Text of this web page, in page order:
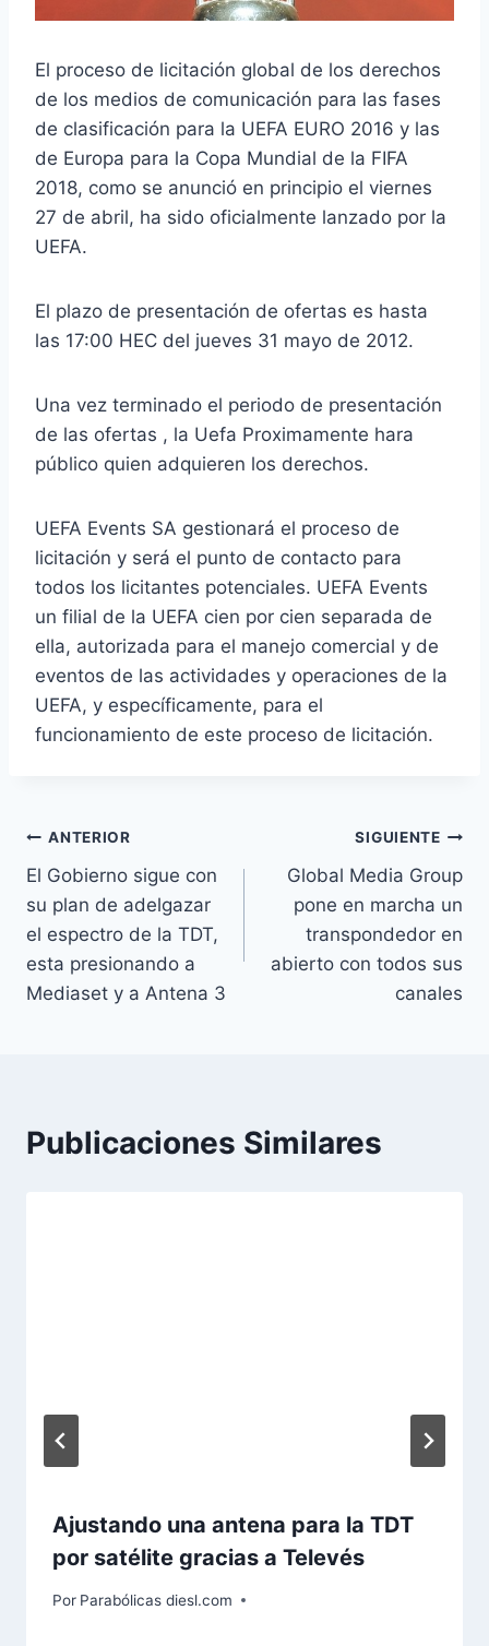
El proceso de licitación global de los derechos
de los medios de comunicación para las fases
de clasificación para la UEFA EURO 2016 y las
de Europa para la Copa Mundial de la FIFA
2018, como se anunció en principio el viernes
27 de abril, ha sido oficialmente lanzado por la
UEFA.
El plazo de presentación de ofertas es hasta
las 17:00 HEC del jueves 31 mayo de 2012.
Una vez terminado el periodo de presentación
de las ofertas , la Uefa Proximamente hara
público quien adquieren los derechos.
UEFA Events SA gestionará el proceso de
licitación y será el punto de contacto para
todos los licitantes potenciales. UEFA Events
un filial de la UEFA cien por cien separada de
ella, autorizada para el manejo comercial y de
eventos de las actividades y operaciones de la
UEFA, y específicamente, para el
funcionamiento de este proceso de licitación.
Navegación
de
entradas
ANTERIOR
El Gobierno sigue con
su plan de adelgazar
el espectro de la TDT,
esta presionando a
Mediaset y a Antena 3
SIGUIENTE
Global Media Group
pone en marcha un
transpondedor en
abierto con todos sus
canales
Publicaciones Similares
Ajustando una antena para la TDT
por satélite gracias a Televés
Por Parabólicas diesl.com